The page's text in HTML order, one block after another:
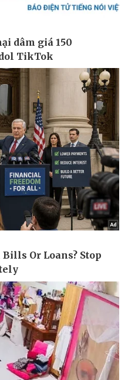
Quân sự - Quốc phòng
Vũ khí
Việt Nam